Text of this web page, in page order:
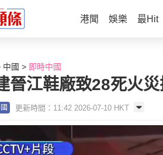
港聞 娛樂 最Hit
中國 即時中國
晉江鞋廠致28死火
更新時間：11:42 2026-07-10 HKT